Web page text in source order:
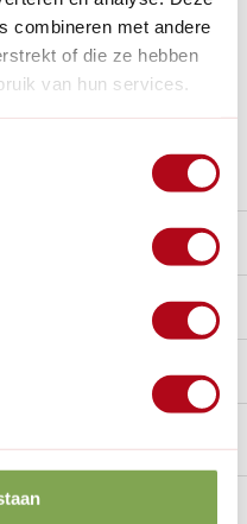
combineren met andere
of die ze hebben
van hun services.
zijn €14,95 in
tuinliefhebbers
bij ons op!
Al